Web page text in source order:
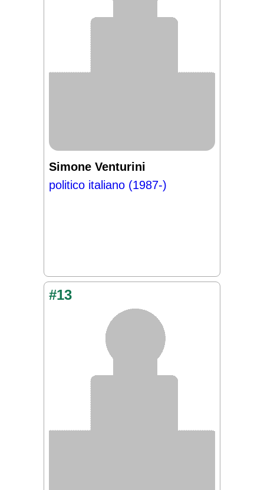
Simone Venturini
politico italiano (1987-)
#13